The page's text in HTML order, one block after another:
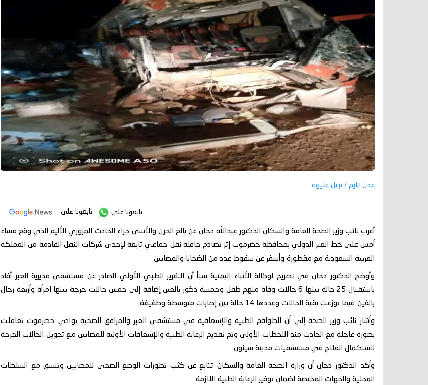
عدن تايم / نبيل عليوه
تابعونا على تابعونا على
أعرب نائب وزير الصحة العامة والسكان الدكتور عبدالله دحان عن بالغ الحزن والأسى جراء الحادث المروري الأليم الذي وقع مساء
أمس على خط العبر الدولي بمحافظة حضرموت إثر تصادم حافلة نقل جماعي تابعة لإحدى شركات النقل القادمة من المملكة
العربية السعودية مع مقطورة وأسفر عن سقوط عدد من الضحايا والمصابين
وأوضح الدكتور دحان في تصريح لوكالة الأنباء اليمنية سبأ أن التقرير الطبي الأولي الصادر عن مستشفى مديرية العبر أفاد
باستقبال 25 حالة بينها 6 حالات وفاة منهم طفل وخمسة ذكور بالغين إضافة إلى خمس حالات حرجة بينها امرأة وأربعة رجال
بالغين فيما توزعت بقية الحالات وعددها 14 حالة بين إصابات متوسطة وطفيفة
وأشار نائب وزير الصحة إلى أن الطواقم الطبية والإسعافية في مستشفى العبر والمرافق الصحية بوادي حضرموت تعاملت
بصورة عاجلة مع الحادث منذ اللحظات الأولى وتم تقديم الرعاية الطبية والإسعافات الأولية للمصابين مع تحويل الحالات الحرجة
لاستكمال العلاج في مستشفيات مدينة سيئون
وأكد الدكتور دحان أن وزارة الصحة العامة والسكان تتابع عن كثب تطورات الوضع الصحي للمصابين وتنسق مع السلطات
المحلية والجهات المختصة لضمان توفير الرعاية الطبية اللازمة